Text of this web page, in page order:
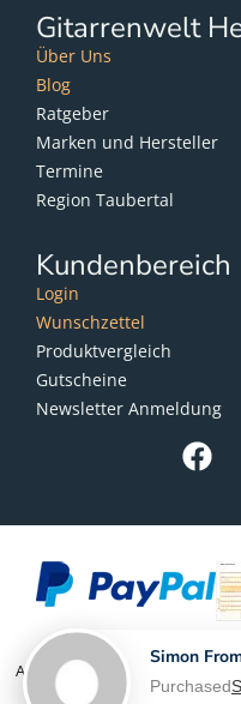
Gitarrenwelt
Über Uns
Blog
Ratgeber
Marken und Hersteller
Termine
Region Taubertal
Kundenbereich
Login
Wunschzettel
Produktvergleich
Gutscheine
Newsletter Anmeldung
Als Kleinunternehmer im Sinne
Simon
Purchased